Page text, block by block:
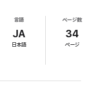
もらえるという条件付き!!
なたには言ってある!)
ひなたにちょっとイタズラをし
言語
JA
日本語
ページ数
34
ページ